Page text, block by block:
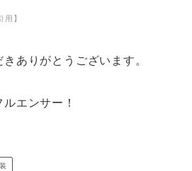
】
ありがとうございます。
エンサー！